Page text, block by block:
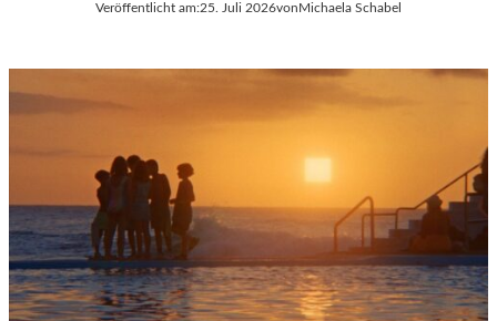
Veröffentlicht am:25. Juli 2026von Michaela Schabel